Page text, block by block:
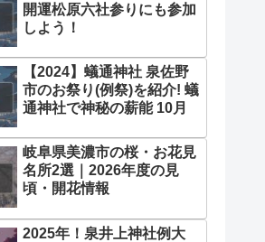
開運松原六社参りにも参加
しよう！
【2024】蟻通神社 泉佐野
市のお祭り(例祭)を紹介! 蟻
通神社で神秘の薪能 10月
岐阜県美濃市の桜・お花見
名所2選｜2026年度の見
頃・開花情報
2025年！泉井上神社例大